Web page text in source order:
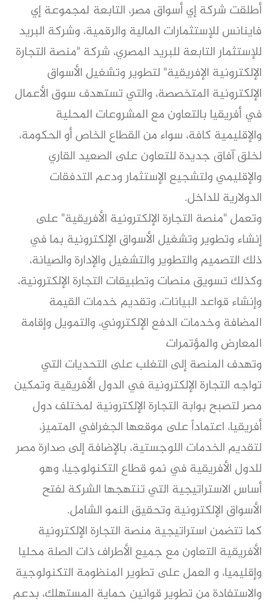
أطلقت شركة إي أسواق مصر، التابعة لمجموعة إي
فاينانس للإستثمارات المالية والرقمية، وشركة البريد
للإستثمار التابعة للبريد المصري، شركة "منصة التجارة
الإلكترونية الإفريقية" لتطوير وتشغيل الأسواق
الإلكترونية المتخصصة، والتي تستهدف سوق الأعمال
في أفريقيا بالتعاون مع المشروعات المحلية
والإقليمية كافة، سواء من القطاع الخاص أو الحكومة،
لخلق آفاق جديدة للتعاون على الصعيد القاري
والإقليمي ولتشجيع الإستثمار ودعم التدفقات
الدولارية للداخل.
وتعمل "منصة التجارة الإلكترونية الأفريقية" على
إنشاء وتطوير وتشغيل الأسواق الإلكترونية بما في
ذلك التصميم والتطوير والتشغيل والإدارة والصيانة،
وكذلك تسويق منصات وتطبيقات التجارة الإلكترونية،
وإنشاء قواعد البيانات، وتقديم خدمات القيمة
المضافة وخدمات الدفع الإلكتروني، والتمويل وإقامة
المعارض والمؤتمرات
وتهدف المنصة إلى التغلب على التحديات التي
تواجه التجارة الإلكترونية في الدول الأفريقية وتمكين
مصر لتصبح بوابة التجارة الإلكترونية لمختلف دول
أفريقيا، اعتماداً على موقعها الجغرافي المتميز،
لتقديم الخدمات اللوجستية، بالإضافة إلى صدارة مصر
للدول الأفريقية في نمو قطاع التكنولوجيا، وهو
أساس الاستراتيجية التي تنتهجها الشركة لفتح
الأسواق الإلكترونية وتحقيق النمو الشامل.
كما تتضمن استراتيجية منصة التجارة الإلكترونية
الأفريقية التعاون مع جميع الأطراف ذات الصلة محليا
وإقليميا، و العمل على تطوير المنظومة التكنولوجية
والاستفادة من تطوير قوانين حماية المستهلك، بدعم